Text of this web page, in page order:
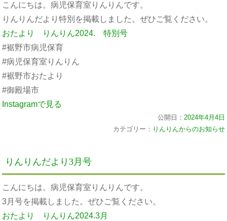
こんにちは。病児保育室りんりんです。
りんりんだより特別を掲載しました。ぜひご覧ください。
おたより りんりん2024. 特別号
#裾野市病児保育
#病児保育室りんりん
#裾野市おたより
#御殿場市
Instagramで見る
公開日： 2024年4月4日
カテゴリー： りんりんからのお知らせ
りんりんだより3月号
こんにちは。病児保育室りんりんです。
3月号を掲載しました。ぜひご覧ください。
おたより りんりん2024.3月